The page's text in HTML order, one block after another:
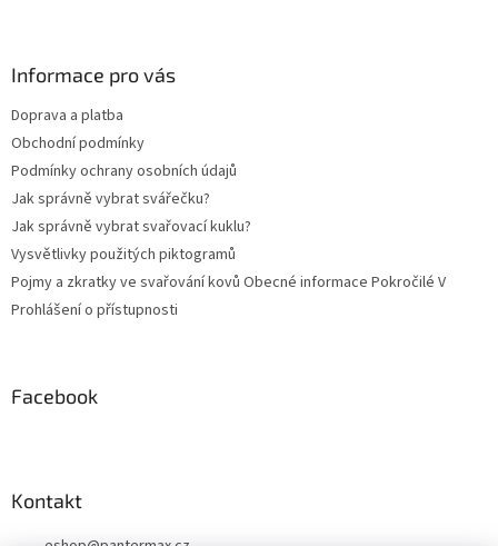
Informace pro vás
Doprava a platba
Obchodní podmínky
Podmínky ochrany osobních údajů
Jak správně vybrat svářečku?
Jak správně vybrat svařovací kuklu?
Vysvětlivky použitých piktogramů
Pojmy a zkratky ve svařování kovů Obecné informace Pokročilé V
Prohlášení o přístupnosti
Facebook
Kontakt